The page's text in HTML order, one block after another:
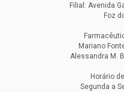
Filial: Avenida
Foz
Mariano
Alessandra M.
Horário
Segunda a